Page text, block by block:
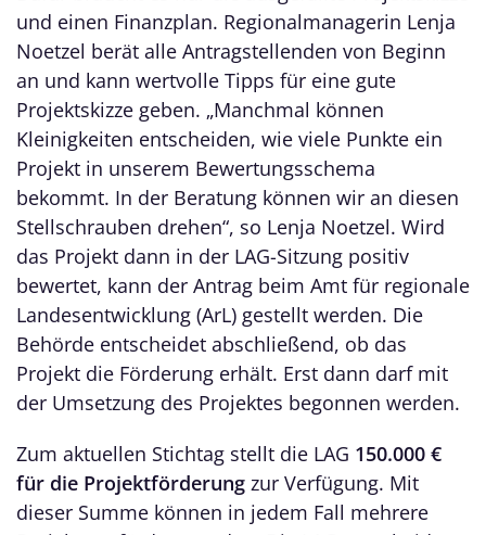
und einen Finanzplan. Regionalmanagerin Lenja
Noetzel berät alle Antragstellenden von Beginn
an und kann wertvolle Tipps für eine gute
Projektskizze geben. „Manchmal können
Kleinigkeiten entscheiden, wie viele Punkte ein
Projekt in unserem Bewertungsschema
bekommt. In der Beratung können wir an diesen
Stellschrauben drehen“, so Lenja Noetzel. Wird
das Projekt dann in der LAG-Sitzung positiv
bewertet, kann der Antrag beim Amt für regionale
Landesentwicklung (ArL) gestellt werden. Die
Behörde entscheidet abschließend, ob das
Projekt die Förderung erhält. Erst dann darf mit
der Umsetzung des Projektes begonnen werden.
Zum aktuellen Stichtag stellt die LAG 150.000 €
für die Projektförderung zur Verfügung. Mit
dieser Summe können in jedem Fall mehrere